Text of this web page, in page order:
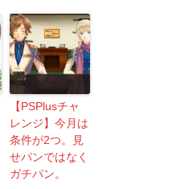
【PSPlusチャ
レンジ】今月は
条件が2つ。見
せパンではなく
ガチパン。